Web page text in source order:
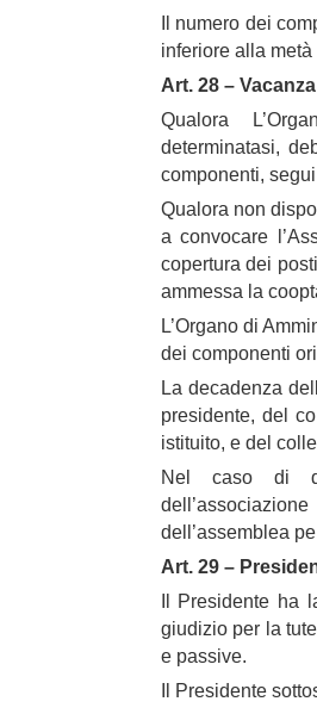
Il numero dei
inferiore alla
Art. 28 –
Qualora
determinatasi,
componenti,
Qualora non
a convocare
copertura dei
ammessa la
L’Organo di
dei componenti
La decadenza
presidente, del
istituito, e del
Nel caso di
dell’assemblea
Art. 29 –
Il Presidente ha
giudizio per la
e passive.
Il Presidente